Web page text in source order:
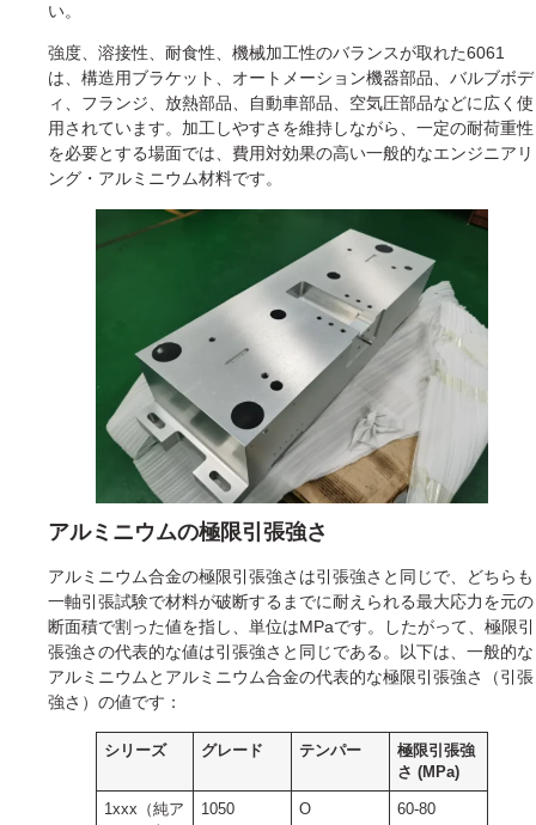
い。
強度、溶接性、耐食性、機械加工性のバランスが取れた6061
は、構造用ブラケット、オートメーション機器部品、バルブボデ
ィ、フランジ、放熱部品、自動車部品、空気圧部品などに広く使
用されています。加工しやすさを維持しながら、一定の耐荷重性
を必要とする場面では、費用対効果の高い一般的なエンジニアリ
ング・アルミニウム材料です。
アルミニウムの極限引張強さ
アルミニウム合金の極限引張強さは引張強さと同じで、どちらも
一軸引張試験で材料が破断するまでに耐えられる最大応力を元の
断面積で割った値を指し、単位はMPaです。したがって、極限引
張強さの代表的な値は引張強さと同じである。以下は、一般的な
アルミニウムとアルミニウム合金の代表的な極限引張強さ（引張
強さ）の値です：
シリーズ グレード テンパー
極限引張強
さ (MPa)
1xxx（純ア
1050 O 60-80